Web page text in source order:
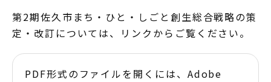
第2期佐久市まち・ひと・しごと創生総合戦略の策
定・改訂については、リンクからご覧ください。
PDF形式のファイルを開くには、Adobe